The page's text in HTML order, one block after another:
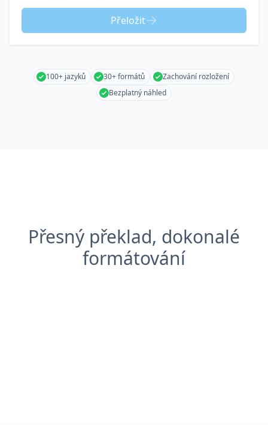
Přeložit
100+ jazyků 30+ formátů
Zachování rozložení
Bezplatný náhled
Přesný překlad, dokonalé
formátování